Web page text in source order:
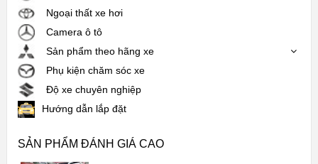
Ngoại thất xe hơi
Camera ô tô
Sản phẩm theo hãng xe
Phụ kiện chăm sóc xe
Độ xe chuyên nghiệp
Hướng dẫn lắp đặt
SẢN PHẨM ĐÁNH GIÁ CAO